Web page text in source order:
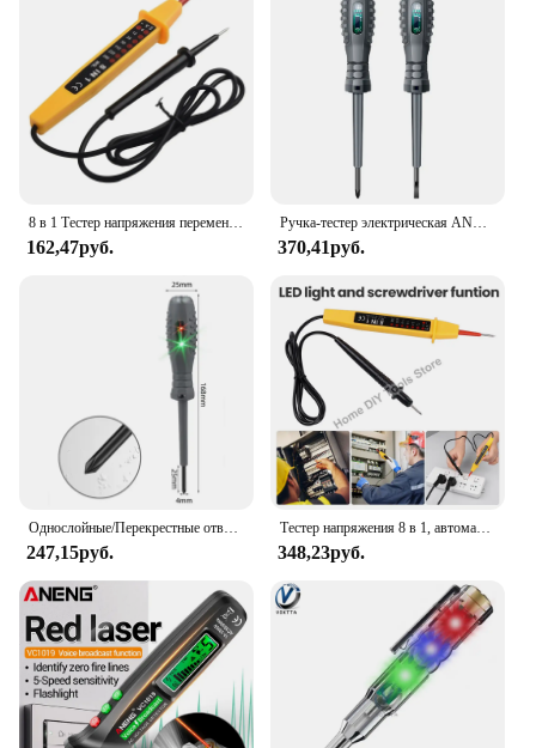
8 в 1 Тестер напряжения переменного тока постоянного тока 6-500 В 50–500 Гц Автоматический электрический детектор цепей Тестер 6-12–24–50 В постоянного тока Инструмент для измерения напряжения
162,47руб.
Ручка-тестер электрическая ANENG B05 с индикатором, 2 шт.
370,41руб.
Однослойные/Перекрестные отвертки, неоновый Индикатор лампы, измеритель электрической ручки, изолированный Карманный тестер для подсветки электрика, ручка, инструменты
247,15руб.
Тестер напряжения 8 в 1, автоматический Электрический перьевой детектор переменного и постоянного тока 6-380 В, индукционный дисплей со стандартным инструмент для проверки электрика
348,23руб.